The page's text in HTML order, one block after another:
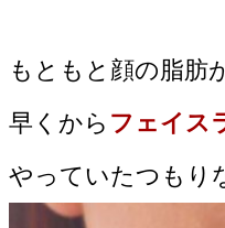
もともと顔の脂肪
早くから フェイス
やっていたつもり